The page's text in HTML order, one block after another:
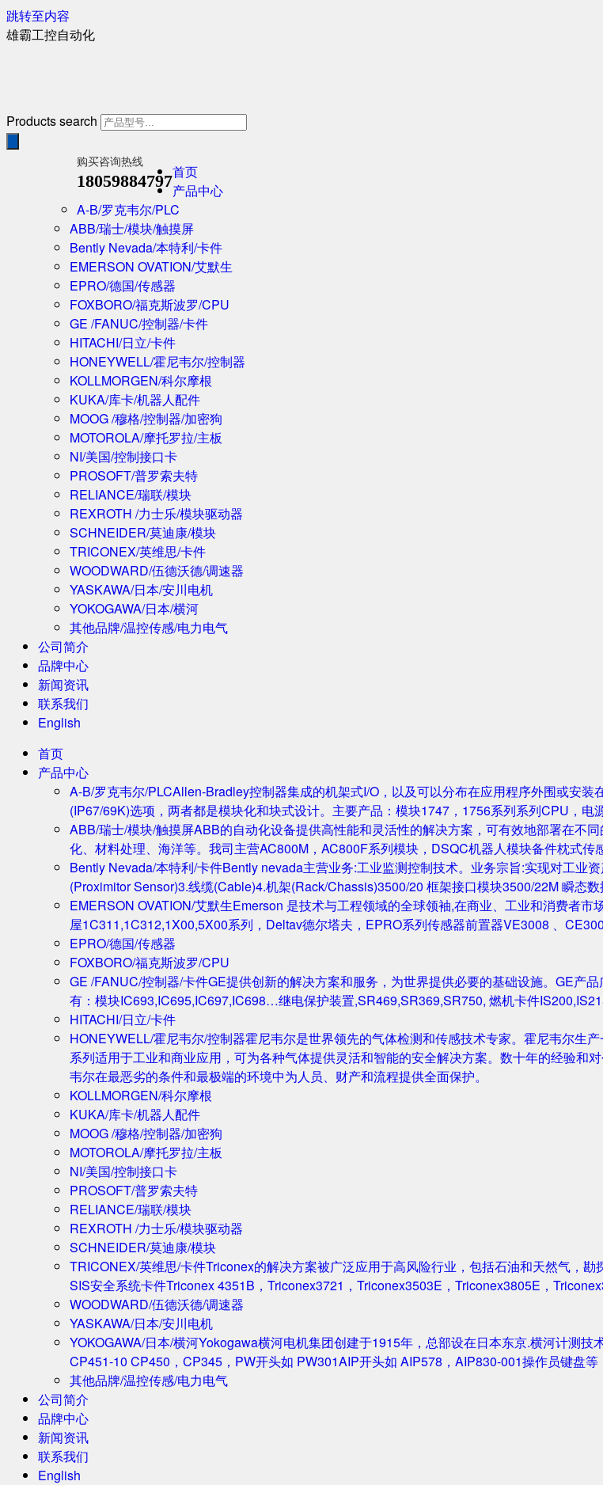
跳转至内容
雄霸工控自动化
Products search
购买咨询热线
18059884797首页
产品中心
A-B/罗克韦尔/PLC
ABB/瑞士/模块/触摸屏
Bently Nevada/本特利/卡件
EMERSON OVATION/艾默生
EPRO/德国/传感器
FOXBORO/福克斯波罗/CPU
GE /FANUC/控制器/卡件
HITACHI/日立/卡件
HONEYWELL/霍尼韦尔/控制器
KOLLMORGEN/科尔摩根
KUKA/库卡/机器人配件
MOOG /穆格/控制器/加密狗
MOTOROLA/摩托罗拉/主板
NI/美国/控制接口卡
PROSOFT/普罗索夫特
RELIANCE/瑞联/模块
REXROTH /力士乐/模块驱动器
SCHNEIDER/莫迪康/模块
TRICONEX/英维思/卡件
WOODWARD/伍德沃德/调速器
YASKAWA/日本/安川电机
YOKOGAWA/日本/横河
其他品牌/温控传感/电力电气
公司简介
品牌中心
新闻资讯
联系我们
English
首页
产品中心
A-B/罗克韦尔/PLCAllen-Bradley控制器集成的机架式I/O，以及可以分布在应用程序外围或安
(IP67/69K)选项，两者都是模块化和块式设计。主要产品：模块1747，1756系列系列CPU，
ABB/瑞士/模块/触摸屏ABB的自动化设备提供高性能和灵活性的解决方案，可有效地部署在不
化、材料处理、海洋等。我司主营AC800M，AC800F系列模块，DSQC机器人模块备件枕式传
Bently Nevada/本特利/卡件Bently nevada主营业务:工业监测控制技术。业务宗旨:实现对工业
(Proximitor Sensor)3.线缆(Cable)4.机架(Rack/Chassis)3500/20 框架接口模块3500/22M 瞬态
EMERSON OVATION/艾默生Emerson 是技术与工程领域的全球领袖,在商业、工业和消费者
屋1C311,1C312,1X00,5X00系列，Deltav德尔塔夫，EPRO系列传感器前置器VE3008 、
EPRO/德国/传感器
FOXBORO/福克斯波罗/CPU
GE /FANUC/控制器/卡件GE提供创新的解决方案和服务，为世界提供必要的基础设施。GE产
有：模块IC693,IC695,IC697,IC698…继电保护装置,SR469,SR369,SR750, 燃机卡件
HITACHI/日立/卡件
HONEYWELL/霍尼韦尔/控制器霍尼韦尔是世界领先的气体检测和传感技术专家。霍尼韦尔生
系列适用于工业和商业应用，可为各种气体提供灵活和智能的安全解决方案。数十年的经验
韦尔在最恶劣的条件和最极端的环境中为人员、财产和流程提供全面保护。
KOLLMORGEN/科尔摩根
KUKA/库卡/机器人配件
MOOG /穆格/控制器/加密狗
MOTOROLA/摩托罗拉/主板
NI/美国/控制接口卡
PROSOFT/普罗索夫特
RELIANCE/瑞联/模块
REXROTH /力士乐/模块驱动器
SCHNEIDER/莫迪康/模块
TRICONEX/英维思/卡件Triconex的解决方案被广泛应用于高风险行业，包括石油和天然气，
SIS安全系统卡件Triconex 4351B，Triconex3721，Triconex3503E，Triconex3805E，
WOODWARD/伍德沃德/调速器
YASKAWA/日本/安川电机
YOKOGAWA/日本/横河Yokogawa横河电机集团创建于1915年，总部设在日本东京.横河计测
CP451-10 CP450，CP345，PW开头如 PW301AIP开头如 AIP578，AIP830-001操作员键盘等
其他品牌/温控传感/电力电气
公司简介
品牌中心
新闻资讯
联系我们
English